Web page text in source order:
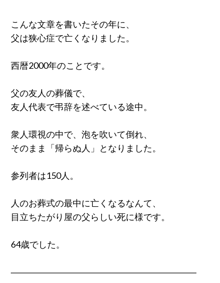
こんな文章を書いたその年に、
父は狭心症で亡くなりました。
西暦2000年のことです。
父の友人の葬儀で、
友人代表で弔辞を述べている途中。
衆人環視の中で、泡を吹いて倒れ、
そのまま「帰らぬ人」となりました。
参列者は150人。
人のお葬式の最中に亡くなるなんて、
目立ちたがり屋の父らしい死に様です。
64歳でした。
―――――――――――――――――――――